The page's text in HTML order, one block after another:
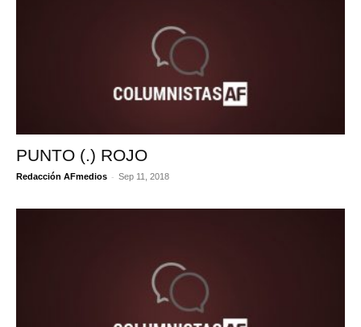
PUNTO (.) ROJO
Redacción AFmedios - Sep 11, 2018